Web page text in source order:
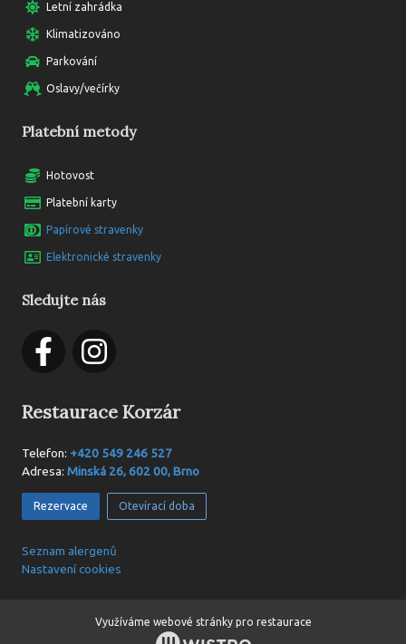
Platební metody
Hotovost
Platební karty
Papírové stravenky
Elektronické stravenky
Sledujte nás
Letní zahrádka
Klimatizováno
Parkování
Oslavy/večírky
Restaurace Korzár
Telefon: +420 549 246 527
Adresa: Minská 26, 602 00, Brno
Rezervace Otevírací doba
Seznam alergenů
Nastavení cookies
Využíváme webové stránky pro restaurace